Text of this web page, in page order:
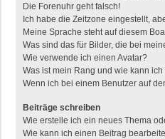
Die Forenuhr geht falsch!
Ich habe die Zeitzone eingestellt,
Meine Sprache steht auf diesem
Was sind das für Bilder, die bei
Wie verwende ich einen Avatar?
Was ist mein Rang und wie kann
Wenn ich bei einem Benutzer auf
Beiträge schreiben
Wie erstelle ich ein neues Thema
Wie kann ich einen Beitrag